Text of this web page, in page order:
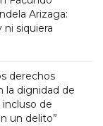
Arizaga:
ni siquiera
derechos
la dignidad de
incluso de
un delito”